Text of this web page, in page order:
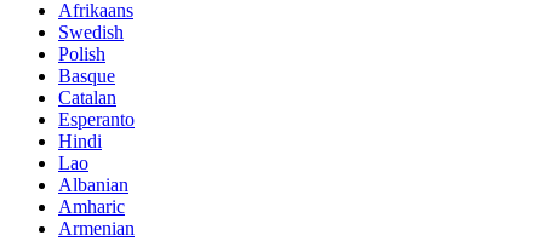
Afrikaans
Swedish
Polish
Basque
Catalan
Esperanto
Hindi
Lao
Albanian
Amharic
Armenian